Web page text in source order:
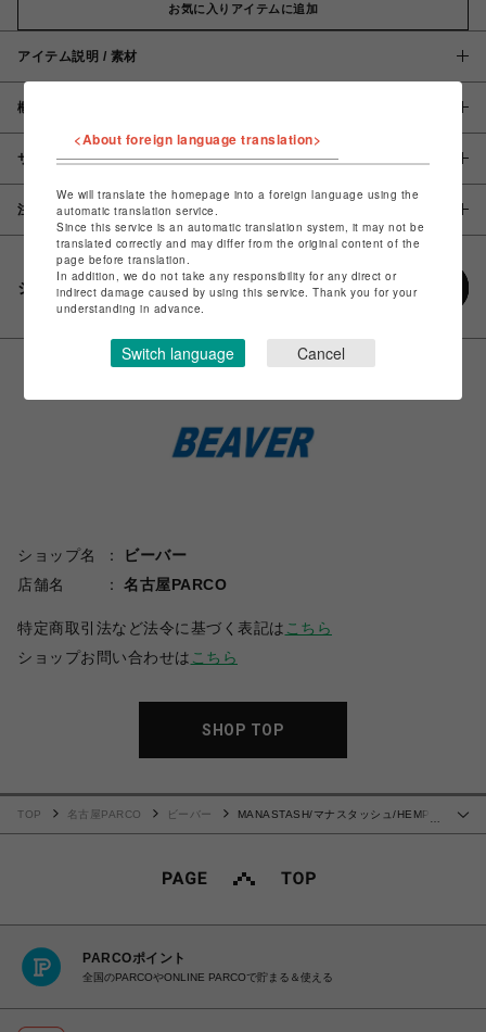
お気に入りアイテムに追加
アイテム説明 / 素材
概要
サイズ
注意事項
シェアする
ショップ名
ビーバー
店舗名
名古屋PARCO
特定商取引法など法令に基づく表記は こちら
ショップお問い合わせは こちら
SHOP TOP
…
TOP 名古屋PARCO ビーバー
MANASTASH/マナスタッシュ/HEMP
PARCOポイント
全国のPARCOやONLINE PARCOで貯まる＆使える
<About foreign language translation>
We will translate the homepage into a foreign language using the
automatic translation service.
Since this service is an automatic translation system, it may not be
translated correctly and may differ from the original content of the
page before translation.
In addition, we do not take any responsibility for any direct or
indirect damage caused by using this service. Thank you for your
understanding in advance.
Switch language Cancel